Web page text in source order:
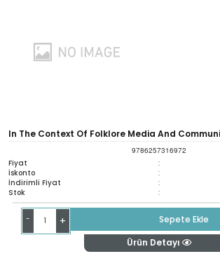
In The Context Of Folklore Media And
9786257316972
Fiyat :
İskonto :
İndirimli Fiyat :
Stok :
- +
Sepete Ekle
Ürün Detayı